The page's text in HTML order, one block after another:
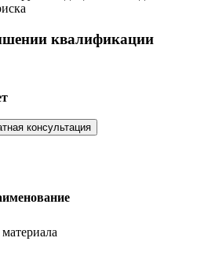
квалификации
консультация